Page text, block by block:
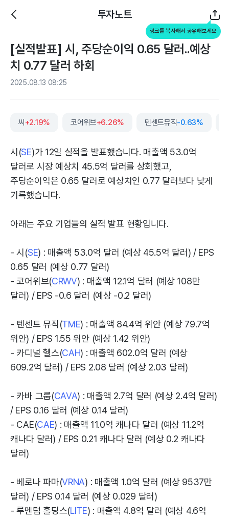
투자노트
링크를 복사해서 공유해보세요
[실적발표] 시, 주당순이익 0.65 달러..예상
치 0.77 달러 하회
2025.08.13 08:25
씨 +2.19% 코어위브+6.26% 텐센트뮤직-0.63%
시(SE)가 12일 실적을 발표했습니다. 매출액 53.0억
달러로 시장 예상치 45.5억 달러를 상회했고,
주당순이익은 0.65 달러로 예상치인 0.77 달러보다 낮게
기록했습니다.
아래는 주요 기업들의 실적 발표 현황입니다.
- 시(SE) : 매출액 53.0억 달러 (예상 45.5억 달러) / EPS
0.65 달러 (예상 0.77 달러)
- 코어위브(CRWV) : 매출액 12.1억 달러 (예상 108만
달러) / EPS -0.6 달러 (예상 -0.2 달러)
- 텐센트 뮤직(TME) : 매출액 84.4억 위안 (예상 79.7억
위안) / EPS 1.55 위안 (예상 1.42 위안)
- 카디널 헬스(CAH) : 매출액 602.0억 달러 (예상
609.2억 달러) / EPS 2.08 달러 (예상 2.03 달러)
- 카바 그룹(CAVA) : 매출액 2.7억 달러 (예상 2.4억 달러)
/ EPS 0.16 달러 (예상 0.14 달러)
- CAE(CAE) : 매출액 11.0억 캐나다 달러 (예상 11.2억
캐나다 달러) / EPS 0.21 캐나다 달러 (예상 0.2 캐나다
달러)
- 베로나 파마(VRNA) : 매출액 1.0억 달러 (예상 9537만
달러) / EPS 0.14 달러 (예상 0.029 달러)
- 루멘텀 홀딩스(LITE) : 매출액 4.8억 달러 (예상 4.6억